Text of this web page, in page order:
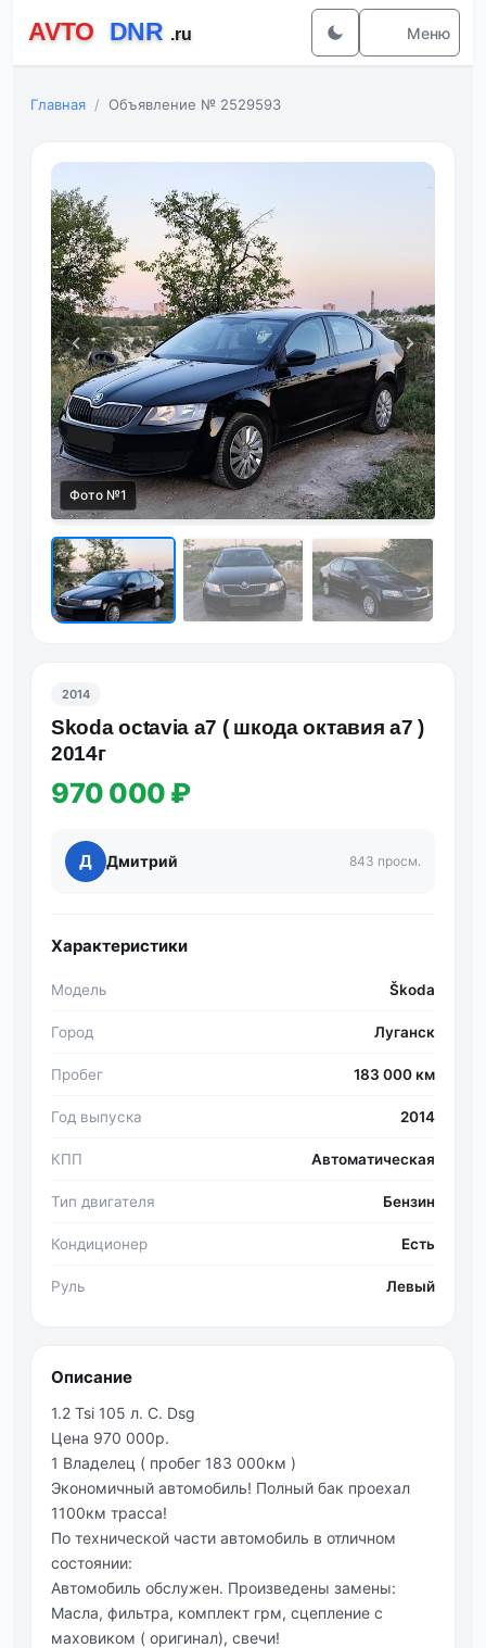
Меню
Главная Объявление № 2529593
Фото №1
2014
Skoda octavia a7 ( шкода октавия а7 )
2014г
970 000 ₽
Д Дмитрий 843 просм.
Характеристики
Модель Škoda
Город Луганск
Пробег 183 000 км
Год выпуска 2014
КПП Автоматическая
Тип двигателя Бензин
Кондиционер Есть
Руль Левый
Описание
1.2 Tsi 105 л. С. Dsg
Цена 970 000р.
1 Владелец ( пробег 183 000км )
Экономичный автомобиль! Полный бак проехал
1100км трасса!
По технической части автомобиль в отличном
состоянии:
Автомобиль обслужен. Произведены замены:
Масла, фильтра, комплект грм, сцепление с
маховиком ( оригинал), свечи!